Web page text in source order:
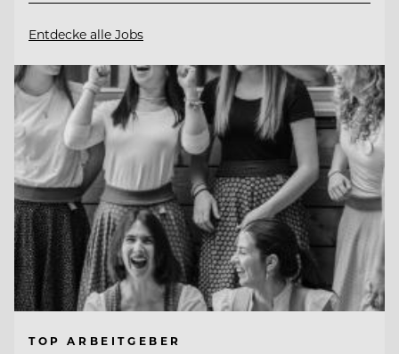
Entdecke alle Jobs
TOP ARBEITGEBER